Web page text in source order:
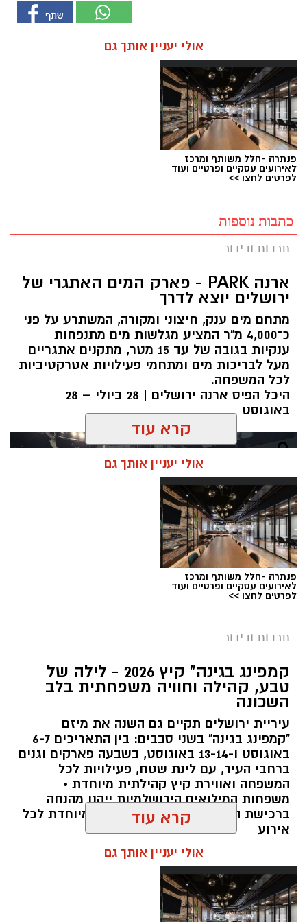
אולי יעניין אותך גם
פנתרה -חלל משותף ומרכז
לאירועים עסקיים ופרטיים ועוד
לפרטים לחצו >>
כתבות נוספות
תרבות ובידור
ארנה PARK - פארק המים האתגרי של
ירושלים יוצא לדרך
מתחם מים ענק, חיצוני ומקורה, המשתרע על פני
כ־4,000 מ"ר המציע מגלשות מים מתנפחות
ענקיות בגובה של עד 15 מטר, מתקנים אתגריים
מעל לבריכות מים ומתחמי פעילויות אטרקטיביות
לכל המשפחה.
היכל הפיס ארנה ירושלים | 28 ביולי – 28
באוגוסט
מערכת ירושלים נט / 10:00 28.07.26
תגים:פארק המים
עיריית ירושלים, באמצעות החברה העירונית
"אריאל", מרעננת את הקיץ הירושלמי עם ארנה
PARK - פארק המים האתגרי של ירושלים, שייפתח
היום (ג', 28 ביולי ) בהיכל הפיס ארנה בירושלים.
הפארק החדש יתפרס על פני שני מתחמים
מרכזיים, מתחם חיצוני פתוח ומתחם פנימי מקורה.
המתחם החיצוני יכלול מגוון מתנפחי ענק של
חווייתית לכל המשפחה. בחלל הפנימי של היכל
הפיס ארנה יוקם מתחם מתקנים אתגריים ייחודי
קרא עוד
אולי יעניין אותך גם
פנתרה -חלל משותף ומרכז
לאירועים עסקיים ופרטיים ועוד
לפרטים לחצו >>
תרבות ובידור
קמפינג בגינה" קיץ 2026 - לילה של
טבע, קהילה וחוויה משפחתית בלב
השכונה
עיריית ירושלים תקיים גם השנה את מיזם
"קמפינג בגינה" בשני סבבים: בין התאריכים 6-7
באוגוסט ו-13-14 באוגוסט, בשבעה פארקים וגנים
ברחבי העיר, עם לינת שטח, פעילויות לכל
המשפחה ואווירת קיץ קהילתית מיוחדת •
משפחות המילואים הירושלמיות ייהנו מהנחה
ברכישת הכרטיסים ושמירת הקצאה מיוחדת לכל
אירוע
קרא עוד
אולי יעניין אותך גם